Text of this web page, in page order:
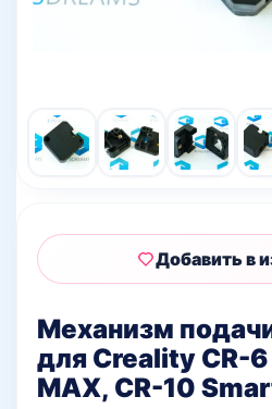
Механизм
для Creality CR-6
MAX, CR-10
Добавить в